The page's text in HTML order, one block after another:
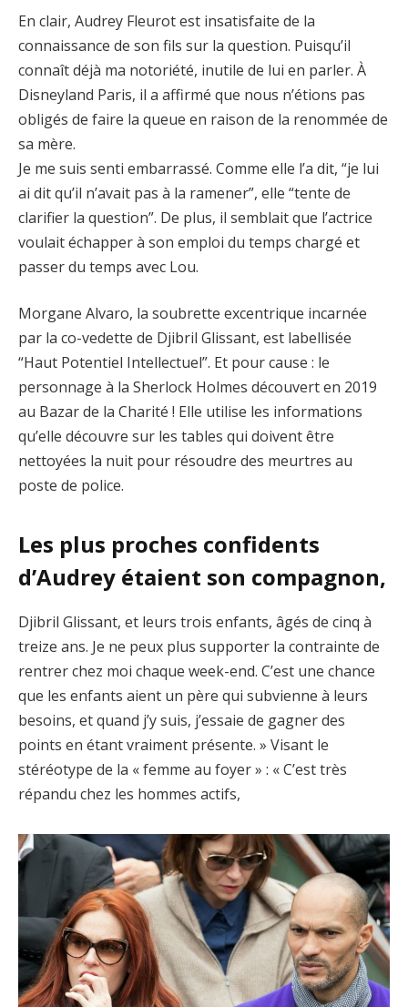
En clair, Audrey Fleurot est insatisfaite de la
connaissance de son fils sur la question. Puisqu’il
connaît déjà ma notoriété, inutile de lui en parler. À
Disneyland Paris, il a affirmé que nous n’étions pas
obligés de faire la queue en raison de la renommée de
sa mère.
Je me suis senti embarrassé. Comme elle l’a dit, “je lui
ai dit qu’il n’avait pas à la ramener”, elle “tente de
clarifier la question”. De plus, il semblait que l’actrice
voulait échapper à son emploi du temps chargé et
passer du temps avec Lou.
Morgane Alvaro, la soubrette excentrique incarnée
par la co-vedette de Djibril Glissant, est labellisée
“Haut Potentiel Intellectuel”. Et pour cause : le
personnage à la Sherlock Holmes découvert en 2019
au Bazar de la Charité ! Elle utilise les informations
qu’elle découvre sur les tables qui doivent être
nettoyées la nuit pour résoudre des meurtres au
poste de police.
Les plus proches confidents
d’Audrey étaient son compagnon,
Djibril Glissant, et leurs trois enfants, âgés de cinq à
treize ans. Je ne peux plus supporter la contrainte de
rentrer chez moi chaque week-end. C’est une chance
que les enfants aient un père qui subvienne à leurs
besoins, et quand j’y suis, j’essaie de gagner des
points en étant vraiment présente. » Visant le
stéréotype de la « femme au foyer » : « C’est très
répandu chez les hommes actifs,